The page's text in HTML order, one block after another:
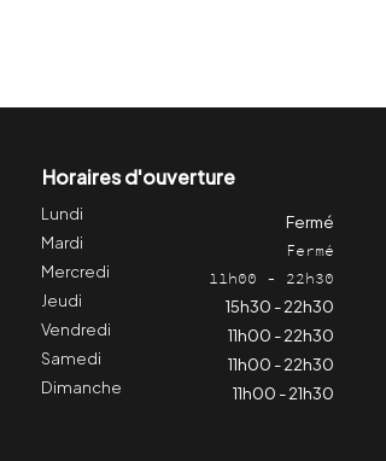
Horaires d'ouverture
Lundi
Mardi
Mercredi
Jeudi
Vendredi
Samedi
Dimanche
Fermé
Fermé
11h00 - 22h30
15h30 - 22h30
11h00 - 22h30
11h00 - 22h30
11h00 - 21h30